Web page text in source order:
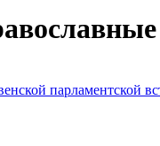
парламентской